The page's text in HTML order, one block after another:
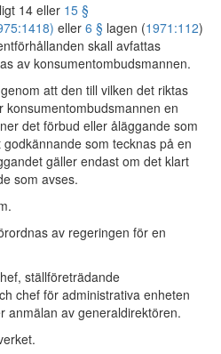
14 eller 15 §
eller 6 § lagen (1971:112)
skall avfattas
av konsumentombudsmannen.
att den till vilken det riktas
konsumentombudsmannen en
det förbud eller åläggande som
som tecknas på en
gäller endast om det klart
som avses.
av regeringen för en
ställföreträdande
chef för administrativa enheten
anmälan av generaldirektören.